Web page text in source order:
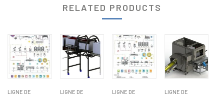
RELATED PRODUCTS
LIGNE DE
LIGNE DE
LIGNE DE
LIGNE DE